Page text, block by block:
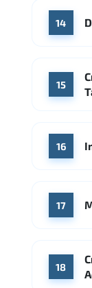
14
15
16
17
18